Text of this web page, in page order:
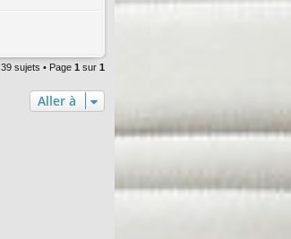
39 sujets • Page 1 sur 1
Aller à